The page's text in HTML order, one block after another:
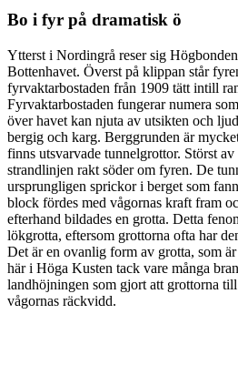
Bo i fyr på dramatisk ö
Ytterst i Nordingrå reser sig
Bottenhavet. Överst på klippan står
fyrvaktarbostaden från 1909 tätt intill
Fyrvaktarbostaden fungerar numera
över havet kan njuta av utsikten och
bergig och karg. Berggrunden är
finns utsvarvade tunnelgrottor. Störst
strandlinjen rakt söder om fyren. De
ursprungligen sprickor i berget som
block fördes med vågornas kraft fram
efterhand bildades en grotta. Detta
lökgrotta, eftersom grottorna ofta har
Det är en ovanlig form av grotta, som
här i Höga Kusten tack vare många
landhöjningen som gjort att grottorna
vågornas räckvidd.